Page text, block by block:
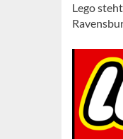
Lego